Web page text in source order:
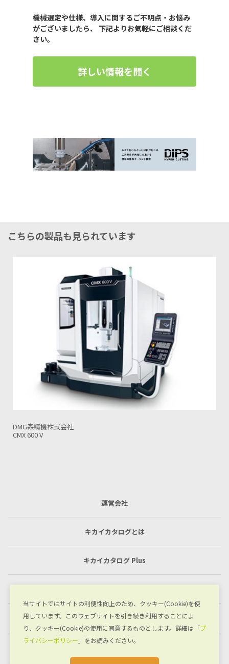
機械選定や仕様、導入に関するご不明点・お悩み
がございましたら、 下記よりお気軽にご相談くだ
さい。
詳しい情報を聞く
こちらの製品も見られています
DMG森精機株式会社
CMX 800 V
運営会社
キカイカタログとは
キカイカタログ Plus
プライバシーポリシー
お問い合わせ
当サイトではサイトの利便性向上のため、クッキー(Cookie)を使
用しています。このウェブサイトを引き続き利用することによ
り、クッキー(Cookie)の使用に同意するものとします。詳細は「プ
ライバシーポリシー 」をお読みください。